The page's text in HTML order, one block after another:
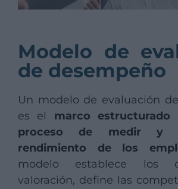
Modelo de
de desempeño
Un modelo de evaluación
es el marco
proceso de medir y
rendimiento de los
modelo establece los
valoración, define las